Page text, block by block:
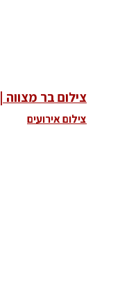
צילום בר מצווה
צילום אירועים